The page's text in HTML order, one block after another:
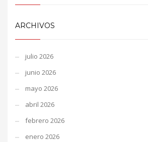
ARCHIVOS
julio 2026
junio 2026
mayo 2026
abril 2026
febrero 2026
enero 2026